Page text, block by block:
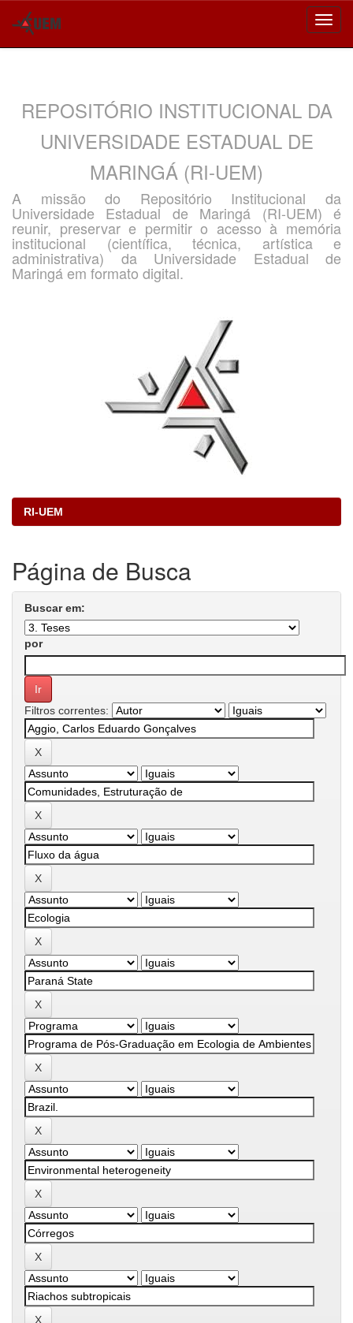
REPOSITÓRIO INSTITUCIONAL DA
UNIVERSIDADE ESTADUAL DE
MARINGÁ (RI-UEM)
A missão do Repositório Institucional da
Universidade Estadual de Maringá (RI-UEM) é
reunir, preservar e permitir o acesso à memória
institucional (científica, técnica, artística e
administrativa) da Universidade Estadual de
Maringá em formato digital.
RI-UEM
Página de Busca
Buscar em:
por
Filtros correntes: